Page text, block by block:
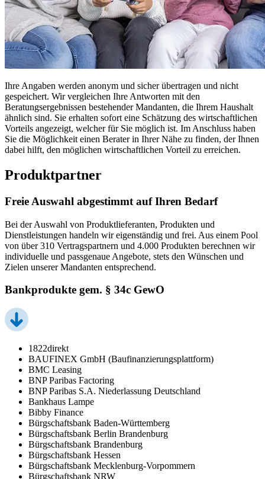
Ihre Angaben werden anonym und sicher übertragen und nicht
gespeichert. Wir vergleichen Ihre Antworten mit den
Beratungsergebnissen bestehender Mandanten, die Ihrem Haushalt
ähnlich sind. Sie erhalten sofort eine Schätzung des wirtschaftlichen
Vorteils angezeigt, welcher für Sie möglich ist. Im Anschluss haben
Sie die Möglichkeit einen Berater in Ihrer Nähe zu finden, der Ihnen
dabei hilft, den möglichen wirtschaftlichen Vorteil zu erreichen.
Produktpartner
Freie Auswahl abgestimmt auf Ihren Bedarf
Bei der Auswahl von Produktlieferanten, Produkten und
Dienstleistungen handeln wir eigenständig und frei. Aus einem Pool
von über 310 Vertragspartnern und 4.000 Produkten berechnen wir
individuelle und passgenaue Angebote, stets den Wünschen und
Zielen unserer Mandanten entsprechend.
Bankprodukte gem. § 34c GewO
1822direkt
BAUFINEX GmbH (Baufinanzierungsplattform)
BMC Leasing
BNP Paribas Factoring
BNP Paribas S.A. Niederlassung Deutschland
Bankhaus Lampe
Bibby Finance
Bürgschaftsbank Baden-Württemberg
Bürgschaftsbank Berlin Brandenburg
Bürgschaftsbank Brandenburg
Bürgschaftsbank Hessen
Bürgschaftsbank Mecklenburg-Vorpommern
Bürgschaftsbank NRW